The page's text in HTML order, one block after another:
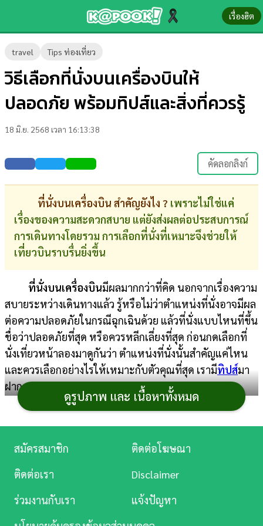
เรื่องฮิต
travel Tips ท่องเที่ยว
วิธีเลือกที่นั่งบนเครื่องบินให้
ปลอดภัย พร้อมทิปส์และสิ่งที่ควรรู้
18 มิ.ย. 2568 เวลา 16:13:38
คัดลอกลิงก์
ที่นั่งบนเครื่องบิน สำคัญยังไง ? เพราะไม่ใช่แค่
เรื่องของความสะดวกสบาย แต่ยังส่งผลต่อประสบการณ์
การเดินทางโดยรวม การเลือกที่นั่งที่เหมาะจึงช่วยให้
เที่ยวบินราบรื่นยิ่งขึ้น
ที่นั่งบนเครื่องบินมีผลมากกว่าที่คิด นอกจากเรื่องความ
สบายระหว่างเดินทางแล้ว รู้หรือไม่ว่าตำแหน่งที่นั่งอาจมีผล
ต่อความปลอดภัยในกรณีฉุกเฉินด้วย แล้วที่นั่งแบบไหนที่ขึ้น
ชื่อว่าปลอดภัยที่สุด หรือควรหลีกเลี่ยงที่สุด ก่อนกดเลือกที่
นั่งเที่ยวหน้าลองมาดูกันว่า ตำแหน่งที่นั่งนั้นสำคัญแค่ไหน
และควรเลือกอย่างไรให้เหมาะกับตัวคุณที่สุด เรามีทิปส์มา
ฝาก
ที่นั่งบนเครื่องบิน
ตรงไหนเหมาะกับใคร
ดูรูปภาพ และ เนื้อหาทั้งหมด
ข่าว-
ความ
รู้
บันเทิง
ตรวจ
ผล
บอล
สด
การ
เงิน
การ
ศึกษา
บันเทิง
ดู
Music
สมัครสมาชิก
ติดต่อโฆษณา
ติดต่อเรา
Disclaimer
ร่วมงานกับเรา
แจ้งปัญหา